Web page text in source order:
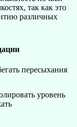
так как это
различных
пересыхания
уровень